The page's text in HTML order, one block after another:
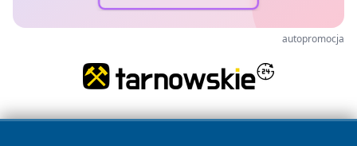
autopromocja